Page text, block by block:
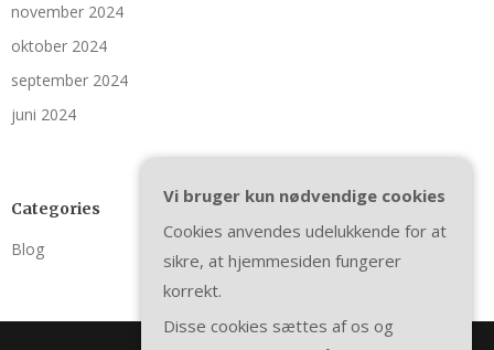
november 2024
oktober 2024
september 2024
juni 2024
Categories
Blog
Vi bruger kun nødvendige cookies
Cookies anvendes udelukkende for at
sikre, at hjemmesiden fungerer
korrekt.
Disse cookies sættes af os og